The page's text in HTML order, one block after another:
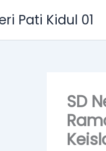
Pati Kidul 01
SD